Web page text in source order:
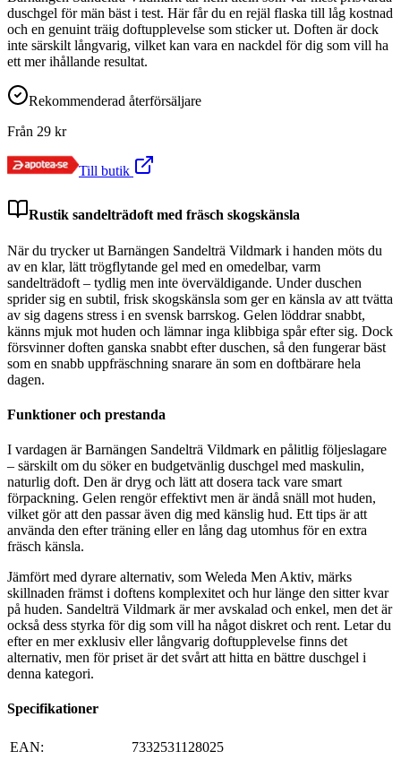
duschgel för män bäst i test. Här får du en rejäl flaska till låg kostnad
och en genuint träig doftupplevelse som sticker ut. Doften är dock
inte särskilt långvarig, vilket kan vara en nackdel för dig som vill ha
ett mer ihållande resultat.
Rekommenderad återförsäljare
Från 29 kr
Till butik
Rustik sandelträdoft med fräsch skogskänsla
När du trycker ut Barnängen Sandelträ Vildmark i handen möts du
av en klar, lätt trögflytande gel med en omedelbar, varm
sandelträdoft – tydlig men inte överväldigande. Under duschen
sprider sig en subtil, frisk skogskänsla som ger en känsla av att tvätta
av sig dagens stress i en svensk barrskog. Gelen löddrar snabbt,
känns mjuk mot huden och lämnar inga klibbiga spår efter sig. Dock
försvinner doften ganska snabbt efter duschen, så den fungerar bäst
som en snabb uppfräschning snarare än som en doftbärare hela
dagen.
Funktioner och prestanda
I vardagen är Barnängen Sandelträ Vildmark en pålitlig följeslagare
– särskilt om du söker en budgetvänlig duschgel med maskulin,
naturlig doft. Den är dryg och lätt att dosera tack vare smart
förpackning. Gelen rengör effektivt men är ändå snäll mot huden,
vilket gör att den passar även dig med känslig hud. Ett tips är att
använda den efter träning eller en lång dag utomhus för en extra
fräsch känsla.
Jämfört med dyrare alternativ, som Weleda Men Aktiv, märks
skillnaden främst i doftens komplexitet och hur länge den sitter kvar
på huden. Sandelträ Vildmark är mer avskalad och enkel, men det är
också dess styrka för dig som vill ha något diskret och rent. Letar du
efter en mer exklusiv eller långvarig doftupplevelse finns det
alternativ, men för priset är det svårt att hitta en bättre duschgel i
denna kategori.
Specifikationer
EAN:
7332531128025